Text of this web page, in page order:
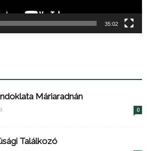
35:02
Máriaradnán
0
Találkozó